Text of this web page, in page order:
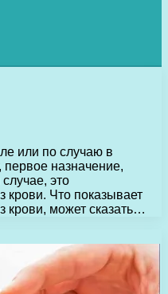
или по случаю в
первое назначение,
это
крови. Что показывает
крови, может сказать…